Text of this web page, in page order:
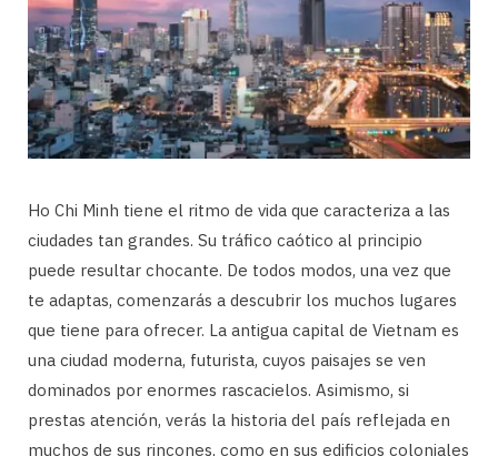
Ho Chi Minh tiene el ritmo de vida que caracteriza a las
ciudades tan grandes. Su tráfico caótico al principio
puede resultar chocante. De todos modos, una vez que
te adaptas, comenzarás a descubrir los muchos lugares
que tiene para ofrecer. La antigua capital de Vietnam es
una ciudad moderna, futurista, cuyos paisajes se ven
dominados por enormes rascacielos. Asimismo, si
prestas atención, verás la historia del país reflejada en
muchos de sus rincones, como en sus edificios coloniales